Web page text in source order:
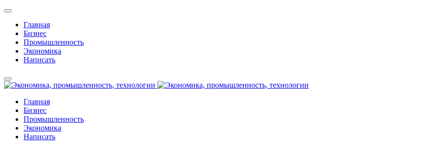
Главная
Бизнес
Промышленность
Экономика
Написать
Главная
Бизнес
Промышленность
Экономика
Написать